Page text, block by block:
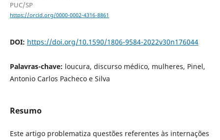
PUC/SP
https://orcid.org/0000-0002-4316-8861
DOI: https://doi.org/10.1590/1806-9584-2022v30n176044
Palavras-chave: loucura, discurso médico, mulheres, Pinel,
Antonio Carlos Pacheco e Silva
Resumo
Este artigo problematiza questões referentes às internações